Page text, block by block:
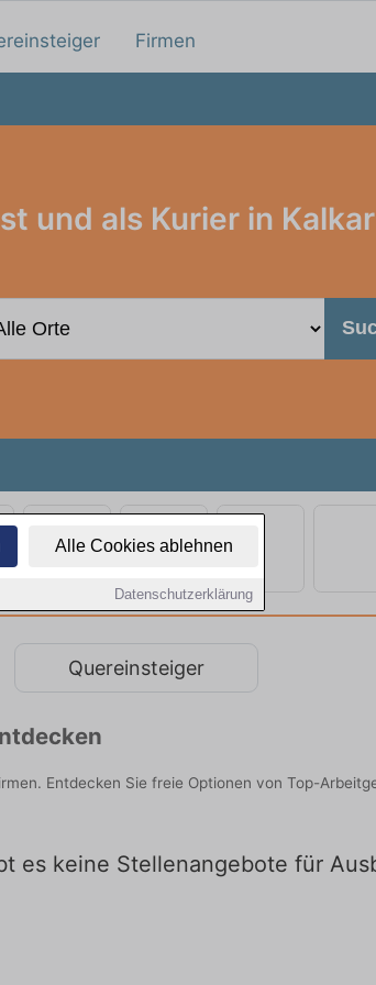
Alle Cookies ablehnen
Datenschutzerklärung
Firmen
und als Kurier in Kalkar
Quereinsteiger
Entdecken Sie freie Optionen von Top-
es keine Stellenangebote für